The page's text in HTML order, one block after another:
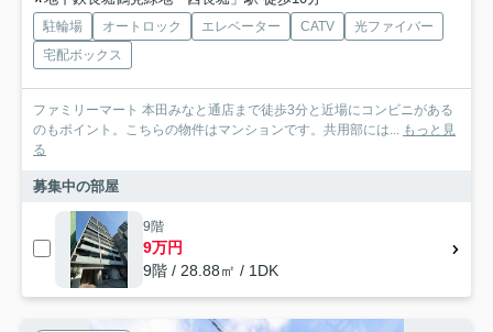
駐輪場 オートロック エレベーター CATV
光ファイバー
宅配ボックス
ファミリーマート 本田みなと通店まで徒歩3分と近場にコンビニがある
のもポイント。こちらの物件はマンションです。共用部には... もっと見
る
募集中の部屋
9階
9万円
9階 / 28.88㎡ / 1DK